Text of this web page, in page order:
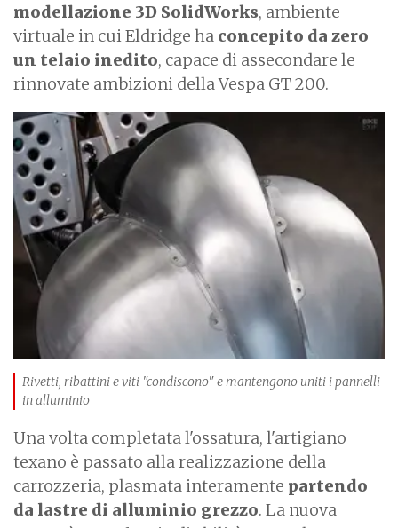
modellazione 3D SolidWorks, ambiente
virtuale in cui Eldridge ha concepito da zero
un telaio inedito, capace di assecondare le
rinnovate ambizioni della Vespa GT 200.
I
m
a
g
e
Rivetti, ribattini e viti "condiscono" e mantengono uniti i pannelli
in alluminio
Una volta completata l'ossatura, l'artigiano
texano è passato alla realizzazione della
carrozzeria, plasmata interamente partendo
da lastre di alluminio grezzo. La nuova